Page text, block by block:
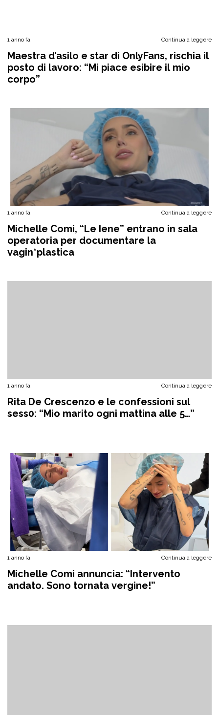
1 anno fa Continua a leggere
Maestra d’asilo e star di OnlyFans, rischia il
posto di lavoro: “Mi piace esibire il mio
corpo”
1 anno fa Continua a leggere
Michelle Comi, “Le Iene” entrano in sala
operatoria per documentare la
vagin*plastica
1 anno fa Continua a leggere
Rita De Crescenzo e le confessioni sul
sess0: “Mio marito ogni mattina alle 5…”
1 anno fa Continua a leggere
Michelle Comi annuncia: “Intervento
andato. Sono tornata vergine!”